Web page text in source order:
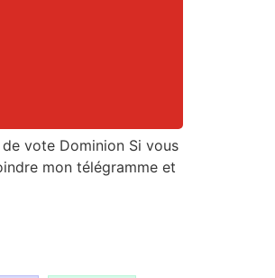
vote Dominion Si vous
mon télégramme et